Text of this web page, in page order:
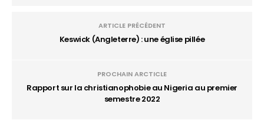
ARTICLE PRÉCÉDENT
Keswick (Angleterre) : une église pillée
PROCHAIN ARCTICLE
Rapport sur la christianophobie au Nigeria au premier
semestre 2022